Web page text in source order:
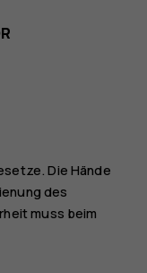
Die Hände
des
muss beim